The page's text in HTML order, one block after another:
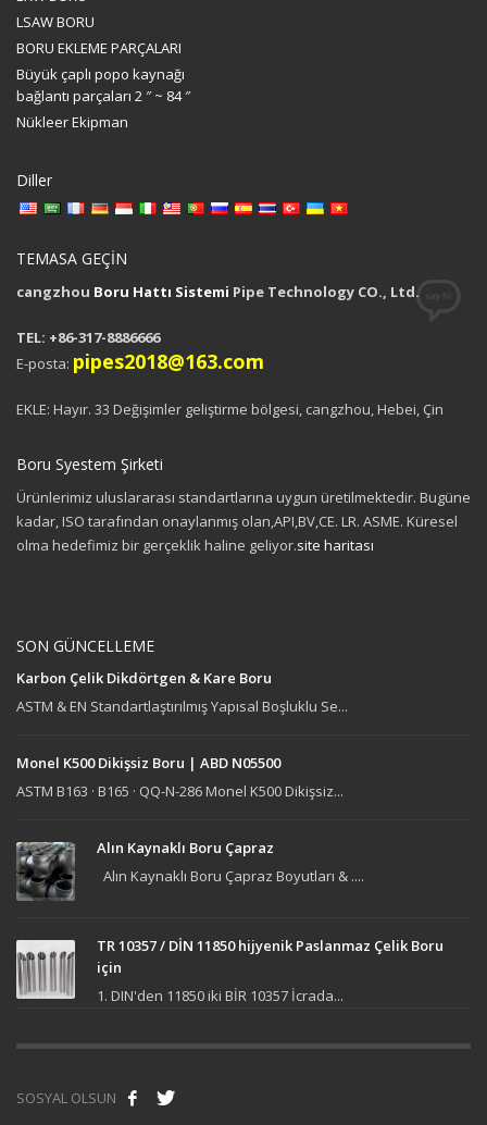
LSAW BORU
BORU EKLEME PARÇALARI
Büyük çaplı popo kaynağı
bağlantı parçaları 2 ″ ~ 84 ″
Nükleer Ekipman
Diller
TEMASA GEÇİN
cangzhou Boru Hattı Sistemi Pipe Technology CO., Ltd.
TEL: +86-317-8886666
E-posta: pipes2018@163.com
EKLE: Hayır. 33 Değişimler geliştirme bölgesi, cangzhou, Hebei, Çin
Boru Syestem Şirketi
Ürünlerimiz uluslararası standartlarına uygun üretilmektedir. Bugüne
kadar, ISO tarafından onaylanmış olan,API,BV,CE. LR. ASME. Küresel
olma hedefimiz bir gerçeklik haline geliyor.site haritası
SON GÜNCELLEME
Karbon Çelik Dikdörtgen & Kare Boru
ASTM & EN Standartlaştırılmış Yapısal Boşluklu Se...
Monel K500 Dikişsiz Boru | ABD N05500
ASTM B163 · B165 · QQ-N-286 Monel K500 Dikişsiz...
Alın Kaynaklı Boru Çapraz
Alın Kaynaklı Boru Çapraz Boyutları & ....
TR 10357 / DİN 11850 hijyenik Paslanmaz Çelik Boru
için
1. DIN'den 11850 iki BİR 10357 İcrada...
SOSYAL OLSUN